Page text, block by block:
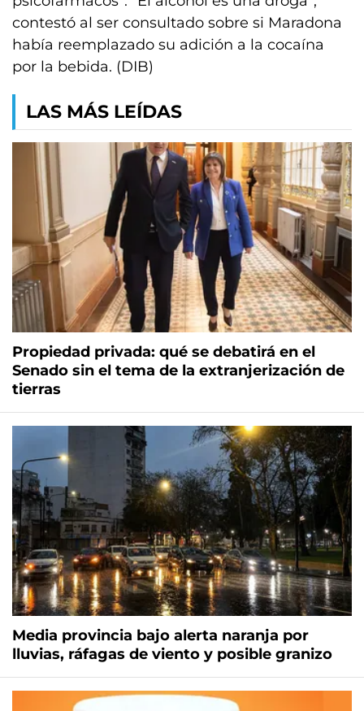
contestó al ser consultado sobre si Maradona
había reemplazado su adición a la cocaína
por la bebida. (DIB)
LAS MÁS LEÍDAS
Propiedad privada: qué se debatirá en el
Senado sin el tema de la extranjerización de
tierras
Media provincia bajo alerta naranja por
lluvias, ráfagas de viento y posible granizo